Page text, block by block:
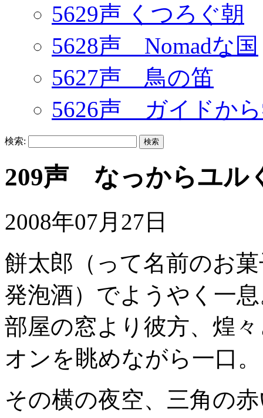
5629声 くつろぐ朝
5628声 Nomadな国
5627声 鳥の笛
5626声 ガイドか
検索:
209声 なっからユル
2008年07月27日
餅太郎（って名前のお
発泡酒）でようやく一
部屋の窓より彼方、煌
オンを眺めながら一口。
その横の夜空、三角の